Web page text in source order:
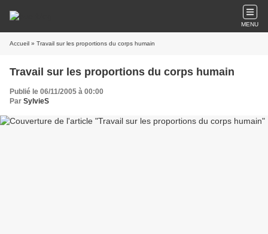
MENU
Accueil » Travail sur les proportions du corps humain
Travail sur les proportions du corps humain
Publié le 06/11/2005 à 00:00
Par SylvieS